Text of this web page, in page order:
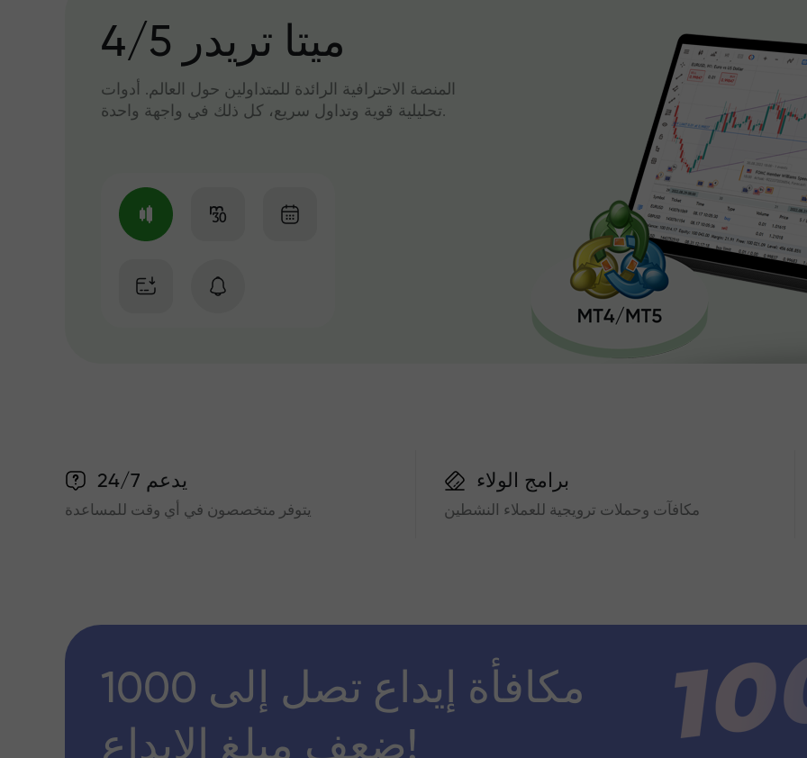
میتا تریدر 4/5
المنصة الاحترافية الرائدة للمتداولين حول العالم. أدوات
تحليلية قوية وتداول سريع، كل ذلك في واجهة واحدة.
يدعم 24/7
يتوفر متخصصون في أي وقت للمساعدة
برامج الولاء
مكافآت وحملات ترويجية للعملاء النشطين
مكافأة إيداع تصل إلى 1000
ضعف مبلغ الإيداع!